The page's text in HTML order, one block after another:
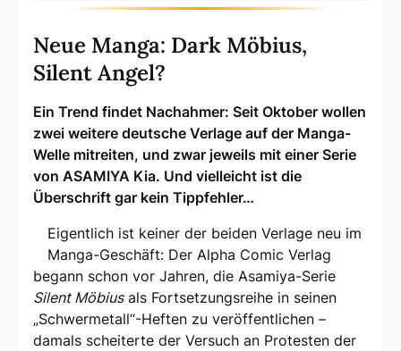
Neue Manga: Dark Möbius,
Silent Angel?
Ein Trend findet Nachahmer: Seit Oktober wollen
zwei weitere deutsche Verlage auf der Manga-
Welle mitreiten, und zwar jeweils mit einer Serie
von ASAMIYA Kia. Und vielleicht ist die
Überschrift gar kein Tippfehler…
Eigentlich ist keiner der beiden Verlage neu im
Manga-Geschäft: Der Alpha Comic Verlag
begann schon vor Jahren, die Asamiya-Serie
Silent Möbiusals Fortsetzungsreihe in seinen
„Schwermetall“-Heften zu veröffentlichen –
damals scheiterte der Versuch an Protesten der